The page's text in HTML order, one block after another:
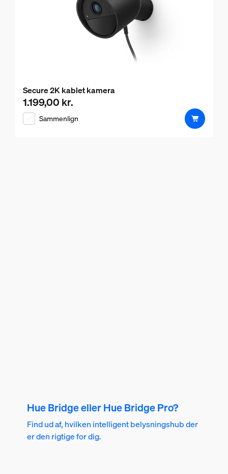
Secure 2K kablet kamera
Nuværende pris er 1.199,00 kr.
1.199,00 kr.
Sammenlign
Hue Bridge eller Hue Bridge Pro?
Find ud af, hvilken intelligent belysningshub der
er den rigtige for dig.